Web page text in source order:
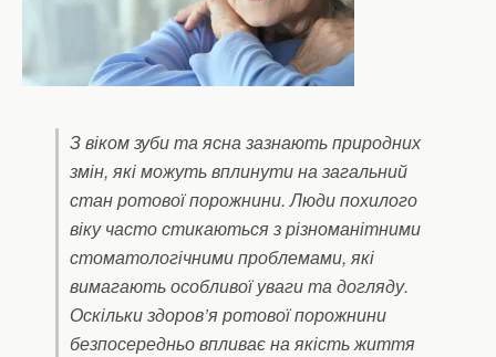
З віком зуби та ясна зазнають природних
змін, які можуть вплинути на загальний
стан ротової порожнини. Люди похилого
віку часто стикаються з різноманітними
стоматологічними проблемами, які
вимагають особливої уваги та догляду.
Оскільки здоров’я ротової порожнини
безпосередньо впливає на якість життя